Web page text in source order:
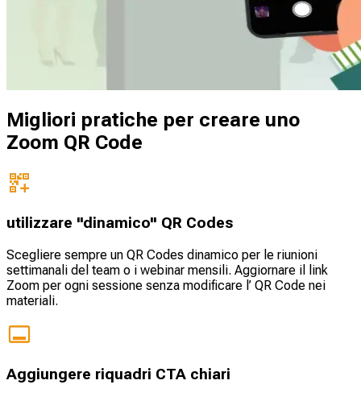
Migliori pratiche per creare uno
Zoom QR Code
utilizzare "dinamico" QR Codes
Scegliere sempre un QR Codes dinamico per le riunioni
settimanali del team o i webinar mensili. Aggiornare il link
Zoom per ogni sessione senza modificare l’ QR Code nei
materiali.
Aggiungere riquadri CTA chiari